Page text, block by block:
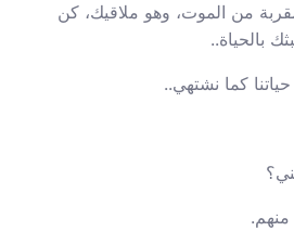
من الموت، وهو ملاقيك، كن
بالحياة..
كما نشتهي..
منهم.